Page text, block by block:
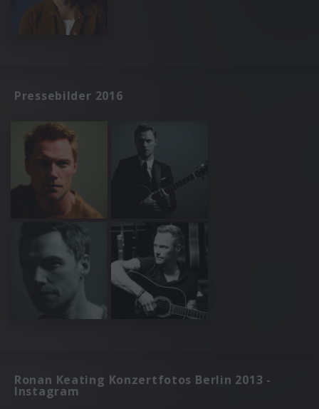
Pressebilder 2016
Ronan Keating Konzertfotos Berlin 2013 -
Instagram